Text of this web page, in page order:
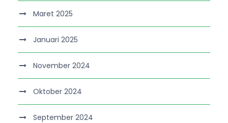
Maret 2025
Januari 2025
November 2024
Oktober 2024
September 2024